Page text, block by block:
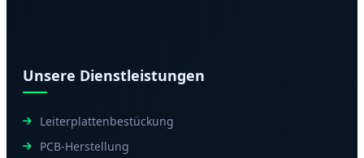
Unsere Dienstleistungen
Leiterplattenbestückung
PCB-Herstellung